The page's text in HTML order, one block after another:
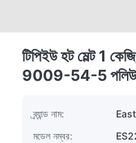
টিপিইউ হট মেল্ট 1
9009-54-5
ব্র্যান্ড নাম:
মডেল নম্বর: